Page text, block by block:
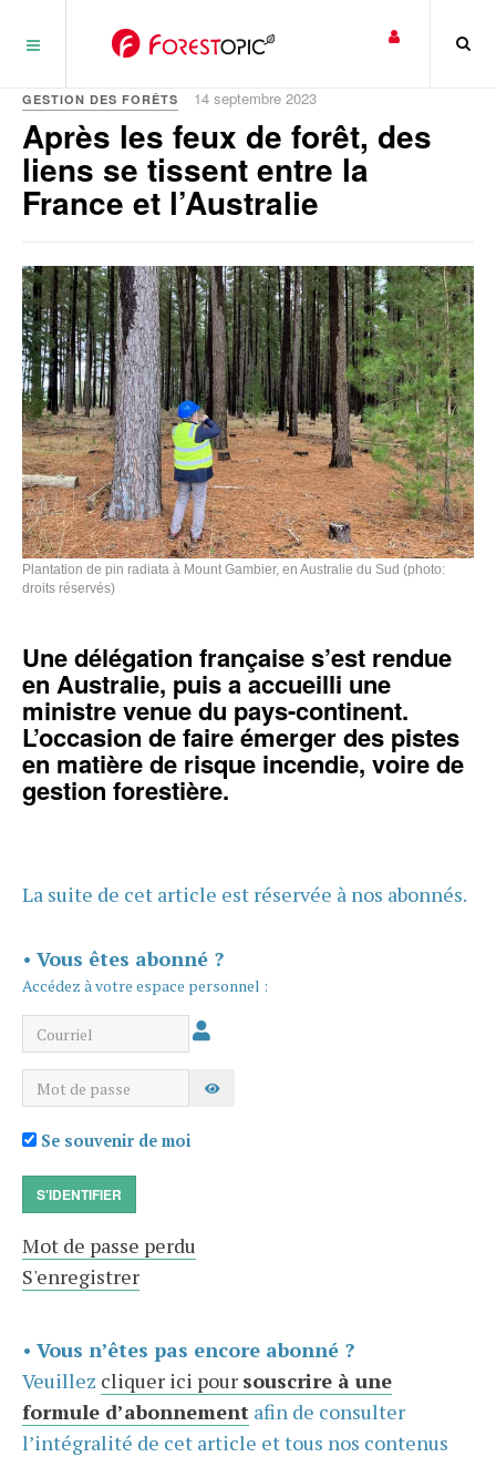
GESTION DES FORÊTS 14 septembre 2023
Après les feux de forêt, des
liens se tissent entre la
France et l’Australie
Plantation de pin radiata à Mount Gambier, en Australie du Sud (photo:
droits réservés)
Une délégation française s’est rendue
en Australie, puis a accueilli une
ministre venue du pays-continent.
L’occasion de faire émerger des pistes
en matière de risque incendie, voire de
gestion forestière.
La suite de cet article est réservée à nos abonnés.
• Vous êtes abonné ?
Accédez à votre espace personnel :
Courriel
Mot de passe AFFICHER LE MOT DE PASSE
Se souvenir de moi
S'IDENTIFIER
Mot de passe perdu
S'enregistrer
• Vous n’êtes pas encore abonné ?
Veuillez cliquer ici pour souscrire à une
formule d’abonnement afin de consulter
l’intégralité de cet article et tous nos contenus